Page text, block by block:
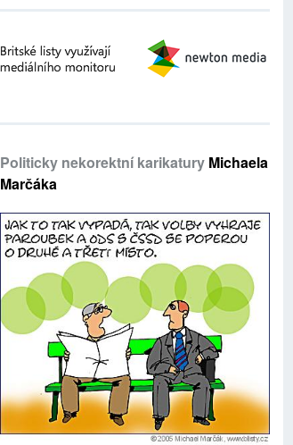
Politicky nekorektní karikatury Michaela
Marčáka